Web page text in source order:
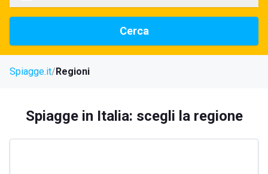
Cerca
Spiagge.it Regioni
Spiagge in Italia: scegli la regione